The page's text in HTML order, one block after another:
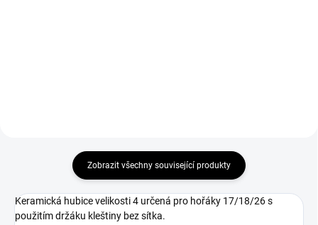
Zobrazit všechny související produkty
Keramická hubice velikosti 4 určená pro hořáky 17/18/26 s
použitím držáku kleštiny bez sítka.